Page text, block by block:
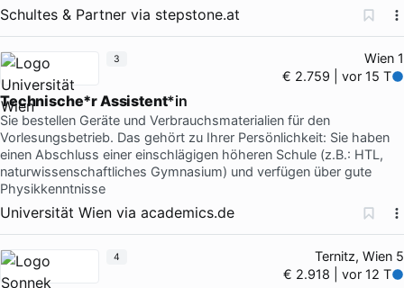
Schultes & Partner via stepstone.at
Wien 1
€ 2.759 | vor 15 T
Technische*r Assistent*in
Sie bestellen Geräte und Verbrauchsmaterialien für den
Vorlesungsbetrieb. Das gehört zu Ihrer Persönlichkeit: Sie haben
einen Abschluss einer einschlägigen höheren Schule (z.B.: HTL,
naturwissenschaftliches Gymnasium) und verfügen über gute
Physikkenntnisse
Universität Wien via academics.de
3
Ternitz, Wien 5
€ 2.918 | vor 12 T
4